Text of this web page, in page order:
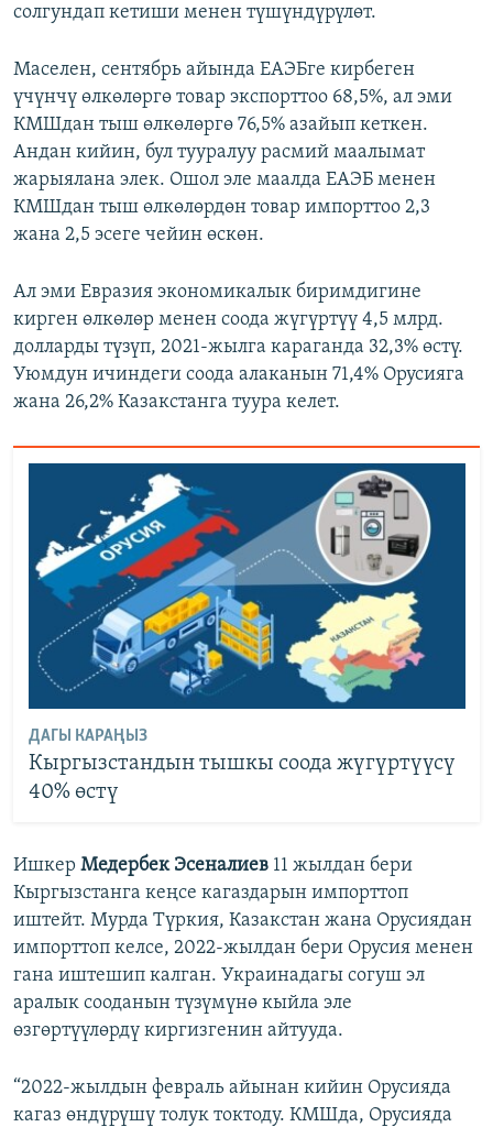
солгундап кетиши менен түшүндүрүлөт.
Маселен, сентябрь айында ЕАЭБге кирбеген
үчүнчү өлкөлөргө товар экспорттоо 68,5%, ал эми
КМШдан тыш өлкөлөргө 76,5% азайып кеткен.
Андан кийин, бул тууралуу расмий маалымат
жарыялана элек. Ошол эле маалда ЕАЭБ менен
КМШдан тыш өлкөлөрдөн товар импорттоо 2,3
жана 2,5 эсеге чейин өскөн.
Ал эми Евразия экономикалык биримдигине
кирген өлкөлөр менен соода жүгүртүү 4,5 млрд.
долларды түзүп, 2021-жылга караганда 32,3% өстү.
Уюмдун ичиндеги соода алаканын 71,4% Орусияга
жана 26,2% Казакстанга туура келет.
ДАГЫ КАРАҢЫЗ
Кыргызстандын тышкы соода жүгүртүүсү
40% өстү
Ишкер Медербек Эсеналиев 11 жылдан бери
Кыргызстанга кеңсе кагаздарын импорттоп
иштейт. Мурда Түркия, Казакстан жана Орусиядан
импорттоп келсе, 2022-жылдан бери Орусия менен
гана иштешип калган. Украинадагы согуш эл
аралык сооданын түзүмүнө кыйла эле
өзгөртүүлөрдү киргизгенин айтууда.
“2022-жылдын февраль айынан кийин Орусияда
кагаз өндүрүшү толук токтоду. КМШда, Орусияда